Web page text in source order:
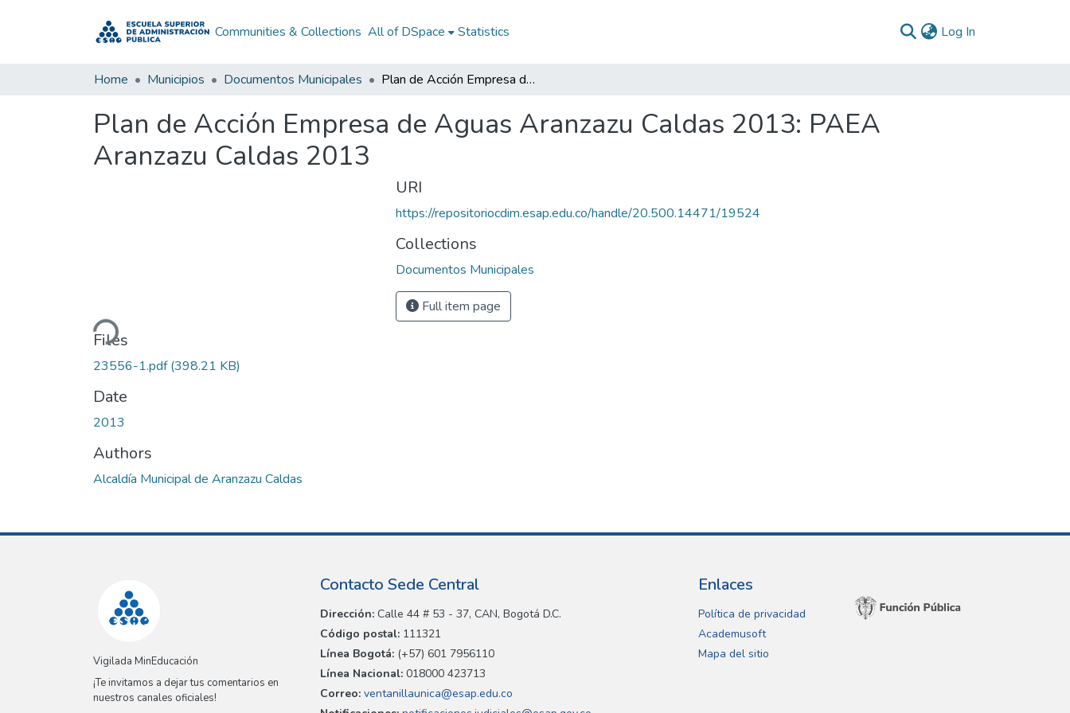
Communities & Collections All of DSpace Statistics Log In
Home Municipios Documentos Municipales Plan de Acción Empresa de Aguas Aranzazu Caldas 2013: PAEA Aranzazu Caldas 2013
Plan de Acción Empresa de Aguas Aranzazu Caldas 2013: PAEA
Aranzazu Caldas 2013
Loading...
Files
23556-1.pdf(398.21 KB)
Date
2013
Authors
Alcaldía Municipal de Aranzazu Caldas
URI
https://repositoriocdim.esap.edu.co/handle/20.500.14471/19524
Collections
Documentos Municipales
Full item page
Vigilada MinEducación
¡Te invitamos a dejar tus comentarios en
nuestros canales oficiales!
Contacto Sede Central
Dirección: Calle 44 # 53 - 37, CAN, Bogotá D.C.
Código postal: 111321
Línea Bogotá: (+57) 601 7956110
Línea Nacional: 018000 423713
Correo: ventanillaunica@esap.edu.co
Enlaces
Política de privacidad
Academusoft
Mapa del sitio